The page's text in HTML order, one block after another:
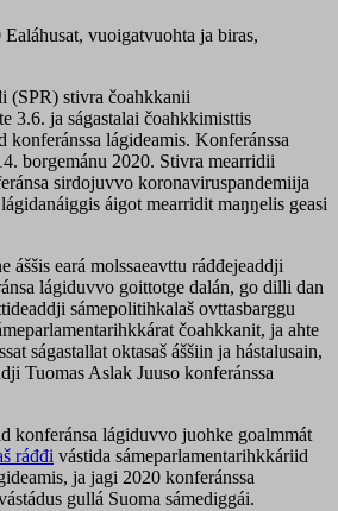
Ealáhusat, vuoigatvuohta ja biras,
(SPR) stivra čoahkkanii
3.6. ja ságastalai čoahkkimisttis
konferánssa lágideamis. Konferánssa
borgemánu 2020. Stivra mearridii
sirdojuvvo koronaviruspandemiija
áigot mearridit maŋŋelis geasi
áššis eará molssaeavttu ráđđejeaddji
lágiduvvo goittotge dalán, go dilli dan
sámepolitihkalaš ovttasbarggu
čoahkkanit, ja ahte
ságastallat oktasaš áššiin ja hástalusain,
Tuomas Aslak Juuso konferánssa
konferánsa lágiduvvo juohke goalmmát
ráđđi vástida sámeparlamentarihkkáriid
ja jagi 2020 konferánssa
gullá Suoma sámediggái.